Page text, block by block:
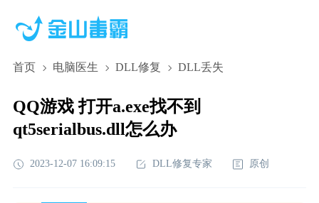
首页 电脑医生 DLL修复 DLL丢失
QQ游戏 打开a.exe找不到
qt5serialbus.dll怎么办
2023-12-07 16:09:15 DLL修复专家 原创